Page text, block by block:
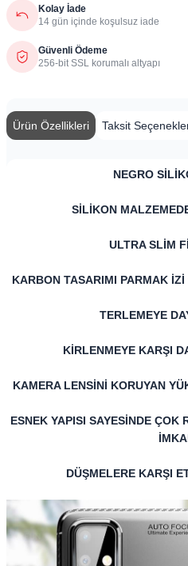
Kolay İade
14 gün içinde koşulsuz iade
Güvenli Ödeme
256-bit SSL korumalı altyapı
Ürün Özellikleri Taksit
​NEGRO
SİLİKON
ULTRA SLİM
KARBON TASARIMI PARMAK
TERLEMEYE
KİRLENMEYE KARŞI
KAMERA LENSİNİ KORUYAN
ESNEK YAPISI SAYESİNDE
DÜŞMELERE KARŞI